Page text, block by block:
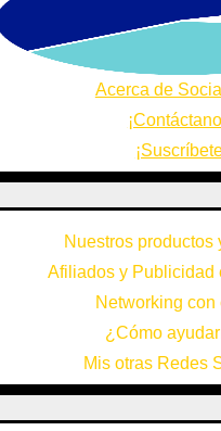
Acerca de
Nuestros productos
Afiliados y Publicidad
Networking con
¿Cómo
Mis otras Redes